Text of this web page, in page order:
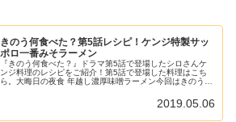
きのう何食べた？第5話レシピ！ケンジ特製サッ
ポロ一番みそラーメン
『きのう何食べた？』ドラマ第5話で登場したシロさんケ
ンジ料理のレシピをご紹介！第5話で登場した料理はこち
ら。大晦日の夜食 年越し濃厚味噌ラーメン今回はきのう何
2019.05.06